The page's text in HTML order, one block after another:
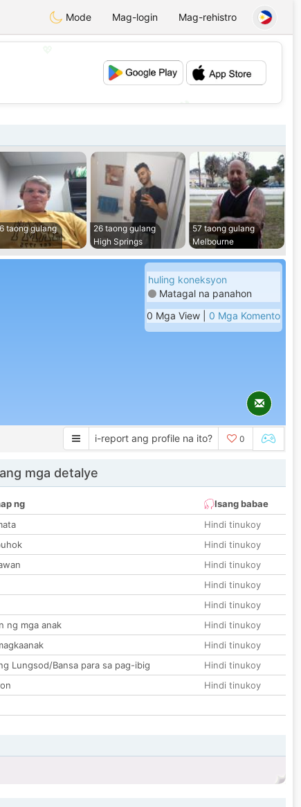
Mode Mag-login Mag-rehistro
taong gulang
26 taong gulang
High Springs
57 taong gulang
Melbourne
huling koneksyon
Matagal na panahon
0 Mga View | 0 Mga Komento
i-report ang profile na ito? 0
mga detalye
ng
Isang babae
Hindi tinukoy
Hindi tinukoy
Hindi tinukoy
Hindi tinukoy
Hindi tinukoy
ng mga anak
Hindi tinukoy
Hindi tinukoy
Lungsod/Bansa para sa pag-ibig
Hindi tinukoy
Hindi tinukoy